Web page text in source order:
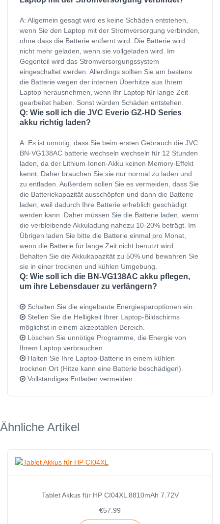
A: Allgemein gesagt wird es keine Schäden entstehen,
wenn Sie den Laptop mit der Stromversorgung verbinden,
ohne dass die Batterie entfernt wird. Die Batterie wird
nicht mehr geladen, wenn sie vollgeladen wird. Im
Gegenteil wird das Stromversorgungssystem
eingeschaltet werden. Allerdings sollten Sie am bestens
die Batterie wegen der internen Überhitze aus Ihrem
Laptop herausnehmen, wenn Ihr Laptop für lange Zeit
gearbeitet haben. Sonst würden Schäden entstehen.
Q: Wie soll ich die JVC Everio GZ-HD Series
akku richtig laden?
A: Es ist unnötig, dass Sie beim ersten Gebrauch die JVC
BN-VG138AC batterie wechseln wechseln für 12 Stunden
laden, da der Lithium-Ionen-Akku keinen Memory-Effekt
kennt. Daher brauchen Sie sie nur normal zu laden und
zu entladen. Außerdem sollen Sie es vermeiden, dass Sie
die Batteriekapazität ausschöpfen und dann die Batterie
laden, weil dadurch Ihre Batterie erheblich geschädigt
werden kann. Daher müssen Sie die Batterie laden, wenn
die verbleibende Akkuladung nahezu 10-20% beträgt. Im
Übrigen laden Sie bitte die Batterie einmal pro Monat,
wenn die Batterie für lange Zeit nicht benutzt wird.
Behalten Sie die Akkukapazität zu 50% und bewahren Sie
sie in einer trocknen und kühlen Umgebung.
Q: Wie soll ich die BN-VG138AC akku pflegen,
um ihre Lebensdauer zu verlängern?
Schalten Sie die eingebaute Energiesparoptionen ein.
Stellen Sie die Helligkeit Ihrer Laptop-Bildschirms
möglichst in einem akzeptablen Bereich.
Löschen Sie unnötige Programme, die Energie von
Ihrem Laptop verbrauchen.
Halten Sie Ihre Laptop-Batterie in einem kühlen
trocknen Ort (Hitze kann eine Batterie beschädigen).
Vollständiges Entladen vermeiden.
Ähnliche Artikel
Tablet Akkus für HP CI04XL 8810mAh 7.72V
€57.99